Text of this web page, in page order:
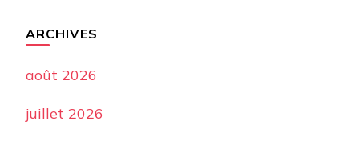
ARCHIVES
août 2026
juillet 2026